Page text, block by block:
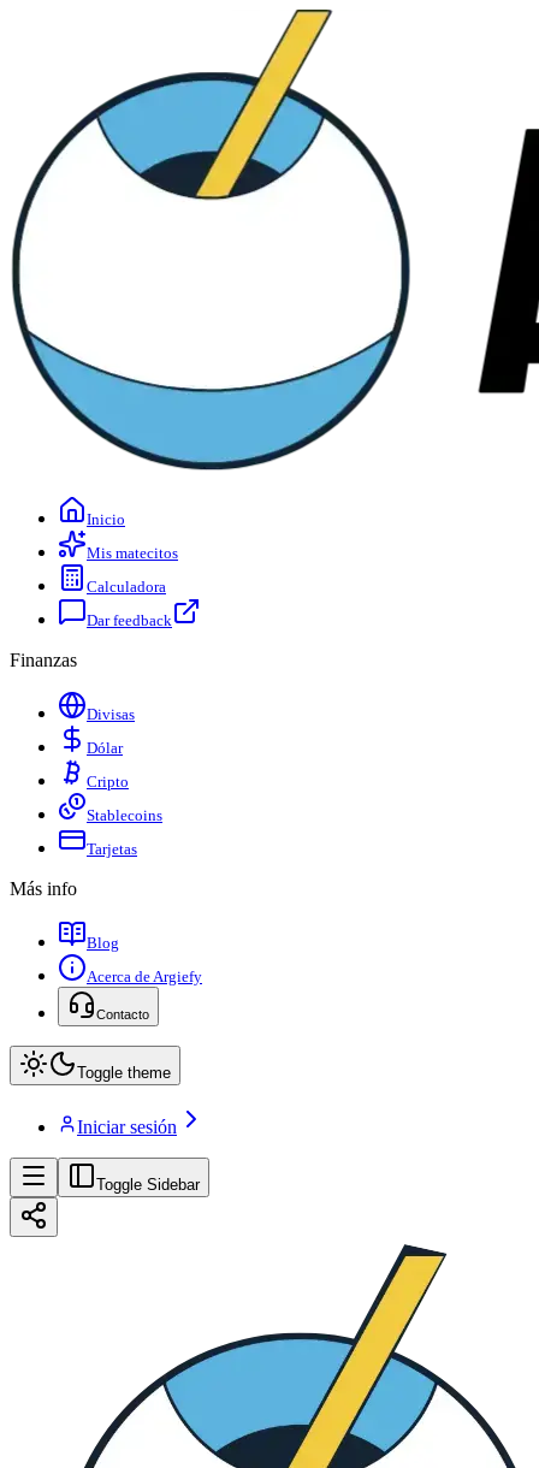
Inicio
Mis matecitos
Calculadora
Dar feedback
Finanzas
Divisas
Dólar
Cripto
Stablecoins
Tarjetas
Más info
Blog
Acerca de Argiefy
Contacto
Toggle theme
Iniciar sesión
Toggle Sidebar